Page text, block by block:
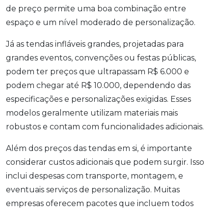
de preço permite uma boa combinação entre
espaço e um nível moderado de personalização.
Já as tendas infláveis grandes, projetadas para
grandes eventos, convenções ou festas públicas,
podem ter preços que ultrapassam R$ 6.000 e
podem chegar até R$ 10.000, dependendo das
especificações e personalizações exigidas. Esses
modelos geralmente utilizam materiais mais
robustos e contam com funcionalidades adicionais.
Além dos preços das tendas em si, é importante
considerar custos adicionais que podem surgir. Isso
inclui despesas com transporte, montagem, e
eventuais serviços de personalização. Muitas
empresas oferecem pacotes que incluem todos